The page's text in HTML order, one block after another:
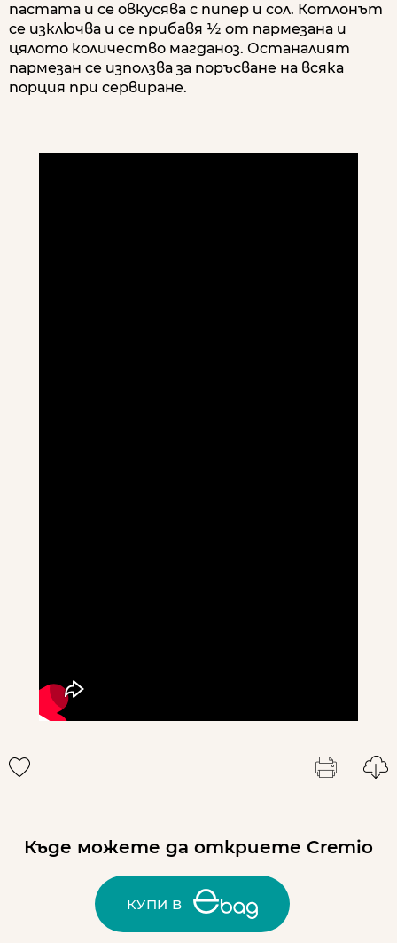
пастата и се овкусява с пипер и сол. Котлонът
се изключва и се прибавя ½ от пармезана и
цялото количество магданоз. Останалият
пармезан се използва за поръсване на всяка
порция при сервиране.
Къде можете да откриете Cremio
КУПИ В